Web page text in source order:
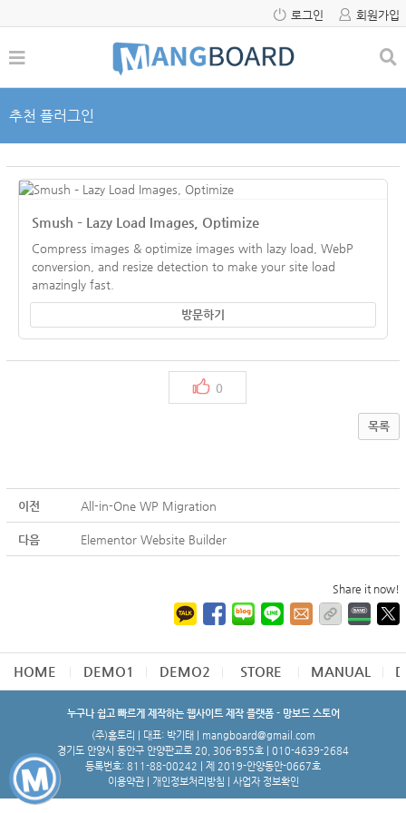
로그인 회원가입
추천 플러그인
Smush – Lazy Load Images, Optimize
Compress images & optimize images with lazy load, WebP
conversion, and resize detection to make your site load
amazingly fast.
방문하기
0
목록
이전 All-in-One WP Migration
다음 Elementor Website Builder
Share it now!
HOME DEMO1 DEMO2 STORE MANUAL
누구나 쉽고 빠르게 제작하는 웹사이트 제작 플랫폼 - 망보드 스토어
(주)홈토리 | 대표: 박기태 | mangboard@gmail.com
경기도 안양시 동안구 안양판교로 20, 306-B55호 | 010-4639-2684
등록번호: 811-88-00242 | 제 2019-안양동안-0667호
이용약관| 개인정보처리방침 사업자 정보확인